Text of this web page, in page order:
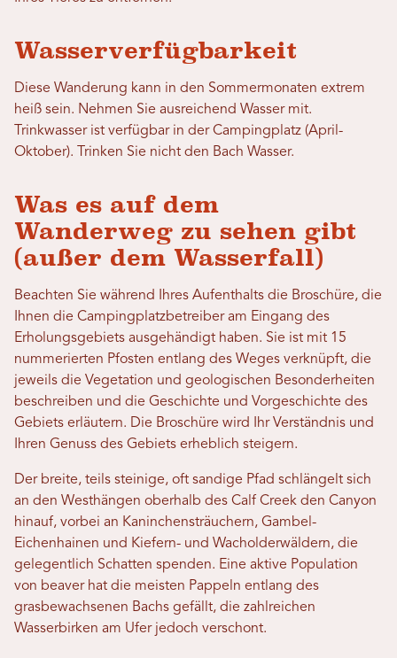
Wasserverfügbarkeit
Diese Wanderung kann in den Sommermonaten extrem
heiß sein. Nehmen Sie ausreichend Wasser mit.
Trinkwasser ist verfügbar in der Campingplatz (April-
Oktober).
Trinken Sie nicht den Bach Wasser.
Was es auf dem
Wanderweg zu sehen gibt
(außer dem Wasserfall)
Beachten Sie während Ihres Aufenthalts die Broschüre, die
Ihnen die Campingplatzbetreiber am Eingang des
Erholungsgebiets ausgehändigt haben. Sie ist mit 15
nummerierten Pfosten entlang des Weges verknüpft, die
jeweils die Vegetation und geologischen Besonderheiten
beschreiben und die Geschichte und Vorgeschichte des
Gebiets erläutern. Die Broschüre wird Ihr Verständnis und
Ihren Genuss des Gebiets erheblich steigern.
Der breite, teils steinige, oft sandige Pfad schlängelt sich
an den Westhängen oberhalb des Calf Creek den Canyon
hinauf, vorbei an Kaninchensträuchern, Gambel-
Eichenhainen und Kiefern- und Wacholderwäldern, die
gelegentlich Schatten spenden. Eine aktive Population
von beaver hat die meisten Pappeln entlang des
grasbewachsenen Bachs gefällt, die zahlreichen
Wasserbirken am Ufer jedoch verschont.